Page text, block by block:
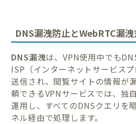
DNS漏洩防止とWebRTC漏
DNS漏洩は、VPN使用中でも
ISP（インターネットサービス
送信され、閲覧サイトの情報が
頼できるVPNサービスでは、独
運用し、すべてのDNSクエリを
ネル経由で処理します。